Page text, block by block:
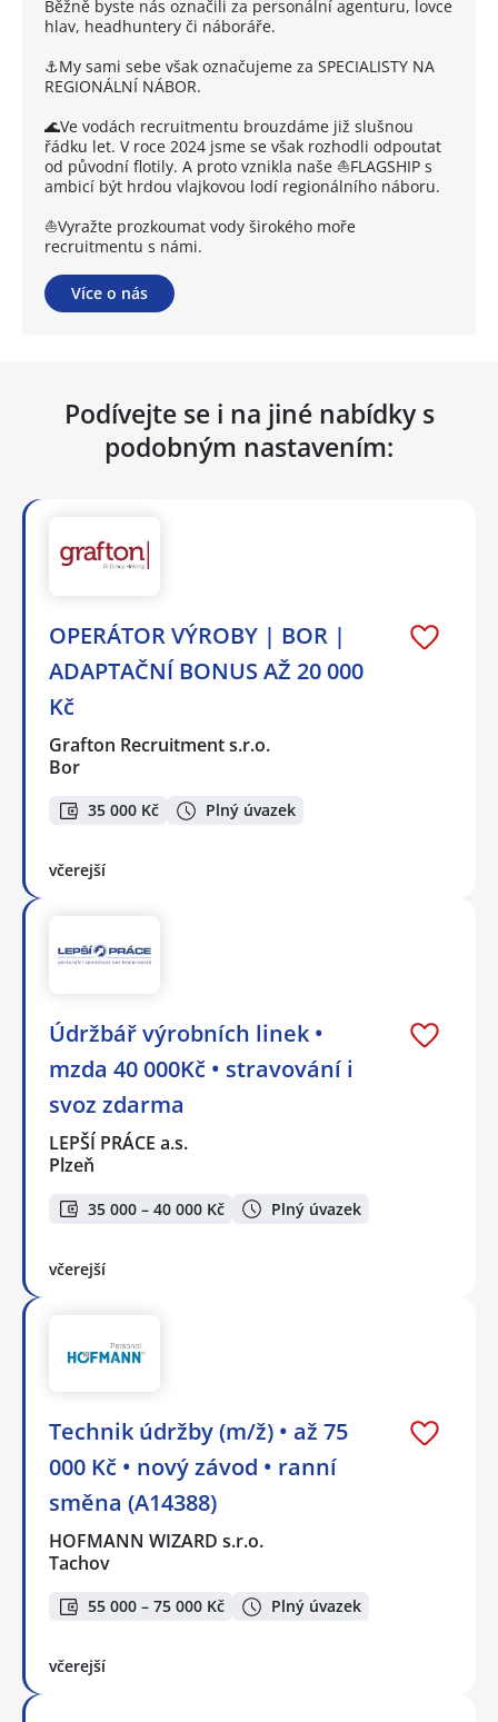
Běžně byste nás označili za personální agenturu, lovce
hlav, headhuntery či náboráře.
⚓My sami sebe však označujeme za SPECIALISTY NA
REGIONÁLNÍ NÁBOR.
🌊Ve vodách recruitmentu brouzdáme již slušnou
řádku let. V roce 2024 jsme se však rozhodli odpoutat
od původní flotily. A proto vznikla naše ⛵FLAGSHIP s
ambicí být hrdou vlajkovou lodí regionálního náboru.
⛵Vyražte prozkoumat vody širokého moře
recruitmentu s námi.
Více o nás
Podívejte se i na jiné nabídky s
podobným nastavením:
OPERÁTOR VÝROBY | BOR |
ADAPTAČNÍ BONUS AŽ 20 000
Kč
Grafton Recruitment s.r.o.
Bor
35 000 Kč Plný úvazek
včerejší
Údržbář výrobních linek •
mzda 40 000Kč • stravování i
svoz zdarma
LEPŠÍ PRÁCE a.s.
Plzeň
35 000 – 40 000 Kč Plný úvazek
včerejší
Technik údržby (m/ž) • až 75
000 Kč • nový závod • ranní
směna (A14388)
HOFMANN WIZARD s.r.o.
Tachov
55 000 – 75 000 Kč Plný úvazek
včerejší